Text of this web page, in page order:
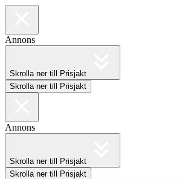
Annons
Skrolla ner till Prisjakt
Skrolla ner till Prisjakt
Annons
Skrolla ner till Prisjakt
Skrolla ner till Prisjakt